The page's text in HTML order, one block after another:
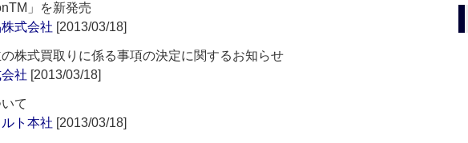
」を新発売
式会社 [2013/03/18]
株式買取りに係る事項の決定に関するお知らせ
社 [2013/03/18]
て
ト本社 [2013/03/18]